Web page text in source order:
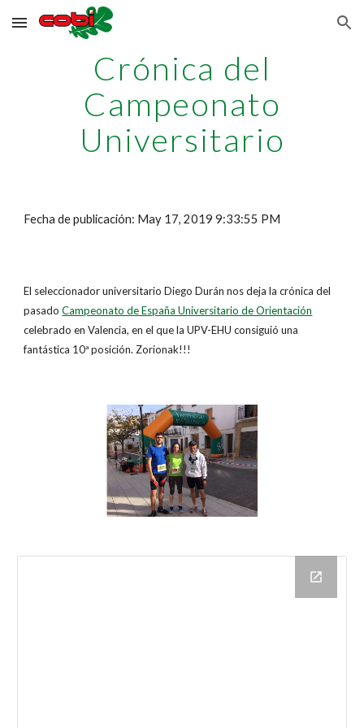
Skip to main content Skip to navigation
Crónica del
Campeonato
Universitario
Fecha de publicación: May 17, 2019 9:33:55 PM
El seleccionador universitario Diego Durán nos deja la crónica del
pasado Campeonato de España Universitario de Orientación
celebrado en Valencia, en el que la UPV-EHU consiguió una
fantástica 10ª posición. Zorionak!!!